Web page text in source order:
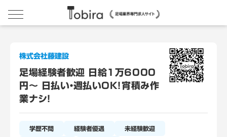
株式会社藤建設
足場経験者歓迎 日給1万6000
円～ 日払い・週払いOK！宵積み作
業ナシ！
学歴不問 経験者優遇 未経験歓迎